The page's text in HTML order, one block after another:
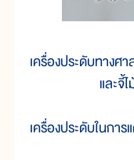
เครื่องประดับทางศ
และจี้
เครื่องประดับในการ